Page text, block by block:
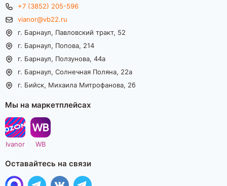
+7 (3852) 205-596
vianor@vb22.ru
г. Барнаул, Павловский тракт, 52
г. Барнаул, Попова, 214
г. Барнаул, Ползунова, 44а
г. Барнаул, Солнечная Поляна, 22а
г. Бийск, Михаила Митрофанова, 2б
Мы на маркетплейсах
Ivanor WB
Оставайтесь на связи